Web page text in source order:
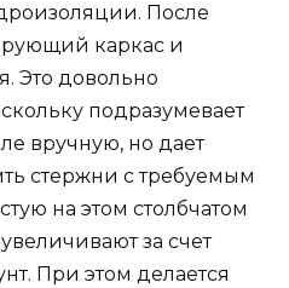
После
каркас и
Это довольно
подразумевает
вручную, но дает
стержни с требуемым
на этом столбчатом
за счет
При этом делается